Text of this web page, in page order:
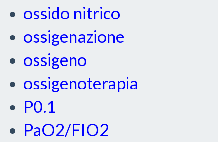
ossido nitrico
ossigenazione
ossigeno
ossigenoterapia
P0.1
PaO2/FIO2